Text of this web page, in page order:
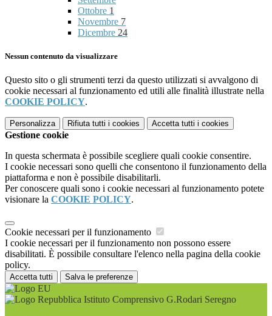
Ottobre 1
Novembre 7
Dicembre 24
Nessun contenuto da visualizzare
Questo sito o gli strumenti terzi da questo utilizzati si avvalgono di
cookie necessari al funzionamento ed utili alle finalità illustrate nella
COOKIE POLICY.
Personalizza Rifiuta tutti i cookies Accetta tutti i cookies
Gestione cookie
In questa schermata è possibile scegliere quali cookie consentire.
I cookie necessari sono quelli che consentono il funzionamento della
piattaforma e non è possibile disabilitarli.
Per conoscere quali sono i cookie necessari al funzionamento potete
visionare la COOKIE POLICY.
Cookie necessari per il funzionamento
I cookie necessari per il funzionamento non possono essere
disabilitati. È possibile consultare l'elenco nella pagina della cookie
policy.
Accetta tutti Salva le preferenze
Istituto Comprensivo G.Rodari Seregno